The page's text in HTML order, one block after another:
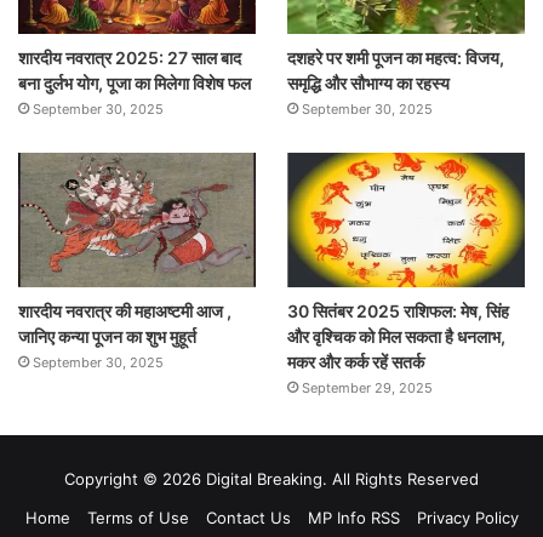
शारदीय नवरात्र 2025: 27 साल बाद
बना दुर्लभ योग, पूजा का मिलेगा विशेष फल
September 30, 2025
दशहरे पर शमी पूजन का महत्व: विजय,
समृद्धि और सौभाग्य का रहस्य
September 30, 2025
शारदीय नवरात्र की महाअष्टमी आज ,
जानिए कन्या पूजन का शुभ मुहूर्त
September 30, 2025
30 सितंबर 2025 राशिफल: मेष, सिंह
और वृश्चिक को मिल सकता है धनलाभ,
मकर और कर्क रहें सतर्क
September 29, 2025
Copyright © 2026 Digital Breaking. All Rights Reserved
Home
Terms of Use Contact Us MP Info RSS Privacy Policy